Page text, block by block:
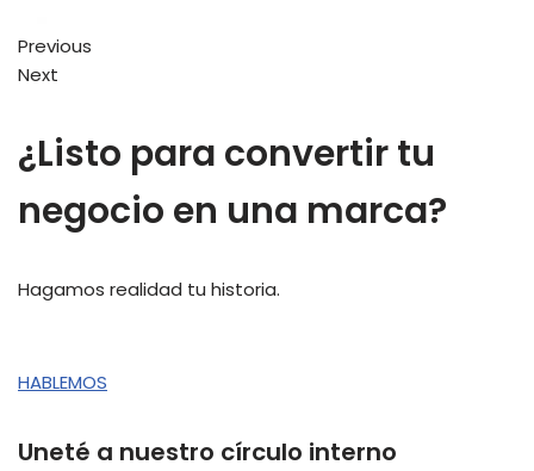
Previous
Next
¿Listo para convertir tu
negocio en una marca?
Hagamos realidad tu historia.
HABLEMOS
Uneté a nuestro círculo interno